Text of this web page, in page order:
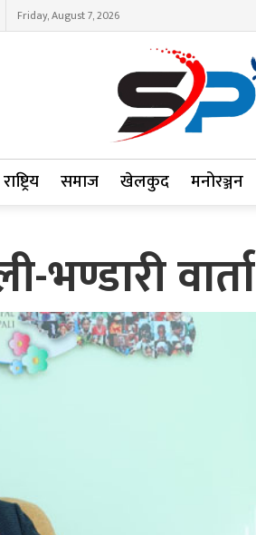
Friday, August 7, 2026
राष्ट्रिय समाज खेलकुद मनोरञ्जन
वार्ता